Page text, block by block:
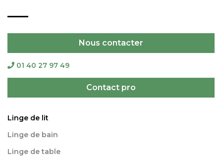
Nous contacter
01 40 27 97 49
Contact pro
Linge de lit
Linge de bain
Linge de table